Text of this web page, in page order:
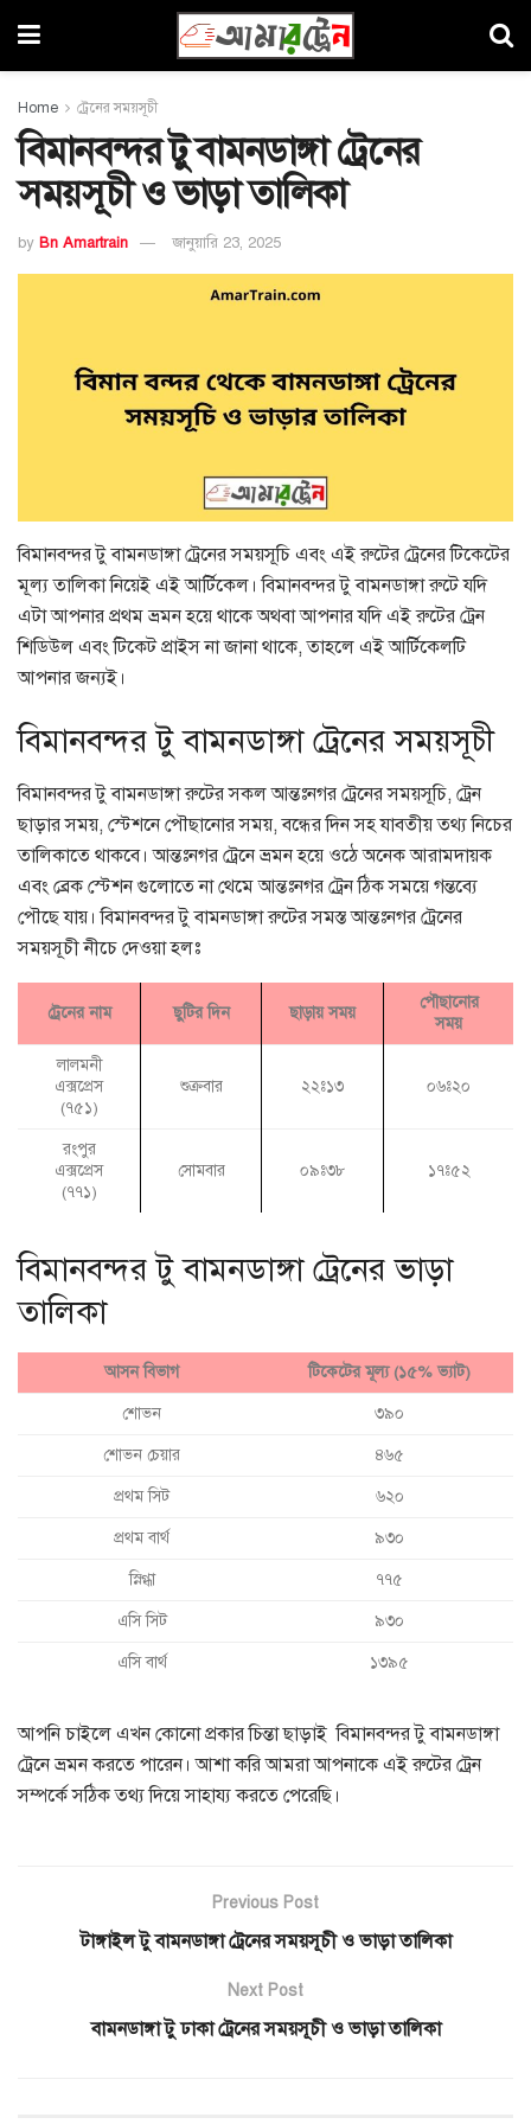
Home ট্রেনের সময়সূচী
বিমানবন্দর টু বামনডাঙ্গা ট্রেনের
সময়সূচী ও ভাড়া তালিকা
by Bn Amartrain জানুয়ারি 23, 2025
বিমানবন্দর টু বামনডাঙ্গা ট্রেনের সময়সূচি এবং এই রুটের ট্রেনের টিকেটের
মূল্য তালিকা নিয়েই এই আর্টিকেল। বিমানবন্দর টু বামনডাঙ্গা রুটে যদি
এটা আপনার প্রথম ভ্রমন হয়ে থাকে অথবা আপনার যদি এই রুটের ট্রেন
শিডিউল এবং টিকেট প্রাইস না জানা থাকে, তাহলে এই আর্টিকেলটি
আপনার জন্যই।
বিমানবন্দর টু বামনডাঙ্গা ট্রেনের সময়সূচী
বিমানবন্দর টু বামনডাঙ্গা রুটের সকল আন্তঃনগর ট্রেনের সময়সূচি, ট্রেন
ছাড়ার সময়, স্টেশনে পৌছানোর সময়, বন্ধের দিন সহ যাবতীয় তথ্য নিচের
তালিকাতে থাকবে। আন্তঃনগর ট্রেনে ভ্রমন হয়ে ওঠে অনেক আরামদায়ক
এবং ব্রেক স্টেশন গুলোতে না থেমে আন্তঃনগর ট্রেন ঠিক সময়ে গন্তব্যে
পৌছে যায়। বিমানবন্দর টু বামনডাঙ্গা রুটের সমস্ত আন্তঃনগর ট্রেনের
সময়সূচী নীচে দেওয়া হলঃ
ট্রেনের নাম ছুটির দিন ছাড়ায় সময়
পৌছানোর
সময়
লালমনী
এক্সপ্রেস
(৭৫১)
শুক্রবার ২২ঃ১৩ ০৬ঃ২০
রংপুর
এক্সপ্রেস
(৭৭১)
সোমবার ০৯ঃ৩৮ ১৭ঃ৫২
বিমানবন্দর টু বামনডাঙ্গা ট্রেনের ভাড়া
তালিকা
আসন বিভাগ টিকেটের মূল্য (১৫% ভ্যাট)
শোভন ৩৯০
শোভন চেয়ার ৪৬৫
প্রথম সিট ৬২০
প্রথম বার্থ ৯৩০
স্নিগ্ধা ৭৭৫
এসি সিট ৯৩০
এসি বার্থ ১৩৯৫
আপনি চাইলে এখন কোনো প্রকার চিন্তা ছাড়াই বিমানবন্দর টু বামনডাঙ্গা
ট্রেনে ভ্রমন করতে পারেন। আশা করি আমরা আপনাকে এই রুটের ট্রেন
সম্পর্কে সঠিক তথ্য দিয়ে সাহায্য করতে পেরেছি।
Previous Post
টাঙ্গাইল টু বামনডাঙ্গা ট্রেনের সময়সূচী ও ভাড়া তালিকা
Next Post
বামনডাঙ্গা টু ঢাকা ট্রেনের সময়সূচী ও ভাড়া তালিকা